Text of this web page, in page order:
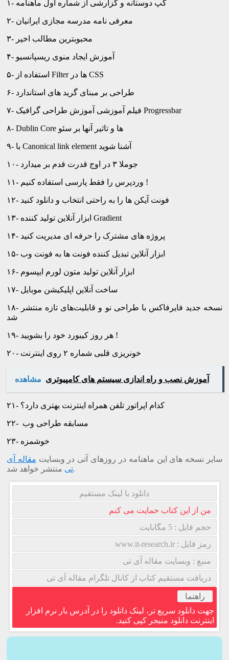
۱- گپ دوستانه و گزارشی از شماره اول ماهنامه
۲- معرفی نامه مدرسه مجازی ایرانیان
۳- محبوبترین مطالب اخیر
۴- آموزش ایجاد منوی ریسپانسیو
۵- استفاده از Filter ها در CSS
۶- طراحی بر مبنای گرید های استاندارد
۷- فیلم آموزشی آموزش طراحی گرافیک Progressbar
۸- Dublin Core ها و تاثیر آنها بر سئو
۹- با Canonical link element آشنا شوید
۱۰- جوملا ۳ در اوج قدرت قدم بر میدارد
۱۱- وردپرس را فقط پارسی استفاده کنیم !
۱۲- فونت آیکن ها را به راحتی انتخاب و دانلود کنید
۱۳- ابزار آنلاین تولید کننده Gradient
۱۴- پروژه های مشترک را حرفه ای مدیریت کنید
۱۵- ابزار آنلاین تبدیل کننده فونت ها به فونت وب
۱۶- ابزار آنلاین تولید متون لورم ایپسوم
۱۷- ساخت آنلاین اپلیکیشن موبایل
۱۸- نسخه جدید فایرفاکس با طراحی نو و قابلیت‌های تازه منتشر
شد
۱۹- هر روز کیبورد خود را بشویید !
۲۰- خونریزی قلبی شماره ۲ روی اینترنت
مشاهده آموزش نصب و راه اندازی سیستم های کامپیوتری
۲۱- کدام اپراتور تلفن همراه اینترنت بهتری دارد؟
۲۲- مسابقه طراحی وب
۲۳- خوشمزه
سایر نسخه های این ماهنامه در روزهای آتی در وبسایت مقاله آی
تیمنتشر خواهد شد.
دانلود با لینک مستقیم
من از این کتاب حمایت می کنم
حجم فایل : 5 مگابایت
رمز فایل : www.it-research.ir
منبع : وبسایت مقاله آی تی
دریافت مستقیم کتاب از کانال تلگرام مقاله آی تی
راهنما
جهت دانلود سریع تر، لینک دانلود را در آدرس بار نرم افزار
اینترنت دانلود منیجر کپی کنید.